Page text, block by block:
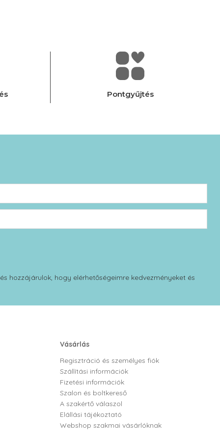
Pontgyűjtés
hozzájárulok, hogy elérhetőségeimre kedvezményeket és
Vásárlás
Regisztráció és személyes fiók
Szállítási információk
Fizetési információk
Szalon és boltkereső
A szakértő válaszol
Elállási tájékoztató
Webshop szakmai vásárlóknak